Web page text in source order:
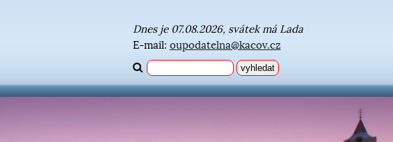
Dnes je 07.08.2026, svátek má Lada
E-mail: oupodatelna@kacov.cz